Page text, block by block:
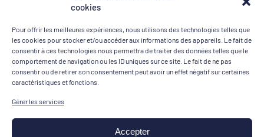
cookies
Pour offrir les meilleures expériences, nous utilisons des technologies telles que
les cookies pour stocker et/ou accéder aux informations des appareils. Le fait de
consentir à ces technologies nous permettra de traiter des données telles que le
comportement de navigation ou les ID uniques sur ce site. Le fait de ne pas
consentir ou de retirer son consentement peut avoir un effet négatif sur certaines
caractéristiques et fonctions.
Gérer les services
Accepter
Contact
MOYENS DE PAIEMENT